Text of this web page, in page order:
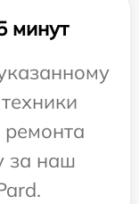
минут
за наш